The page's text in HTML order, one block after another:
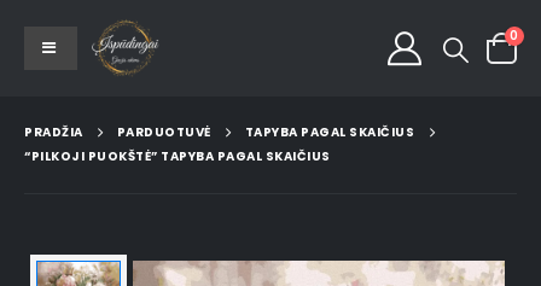
0
PRADŽIA PARDUOTUVĖ
TAPYBA PAGAL SKAIČIUS
“PILKOJI PUOKŠTĖ” TAPYBA PAGAL SKAIČIUS